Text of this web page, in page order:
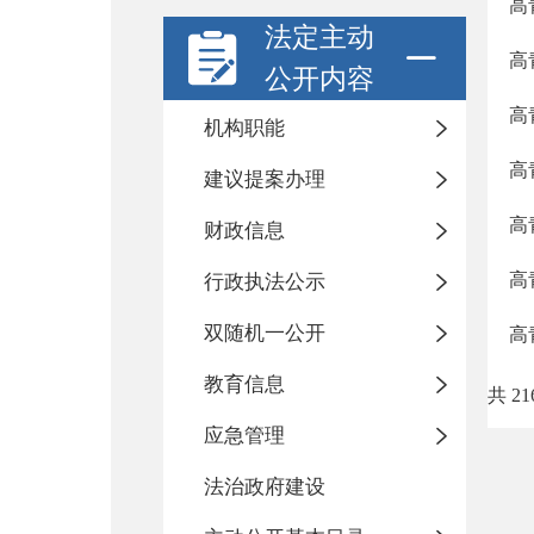
法定主动
公开内容
机构职能
建议提案办理
财政信息
行政执法公示
双随机一公开
教育信息
应急管理
法治政府建设
高
高
高
高
高
高
高
共